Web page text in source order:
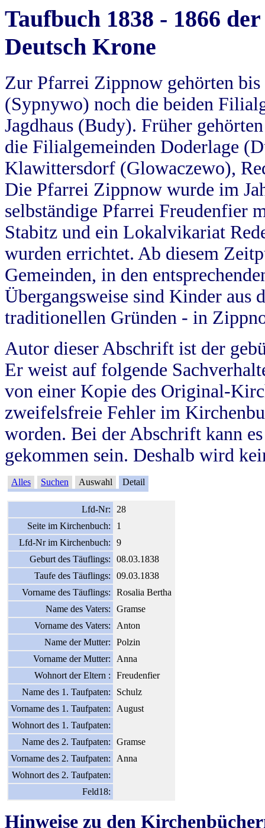
Taufbuch 1838 - 1866
Deutsch Krone
Zur Pfarrei Zippnow gehörten
(Sypnywo) noch die beiden
Jagdhaus (Budy). Früher
die Filialgemeinden Doderlage
Klawittersdorf (Glowaczewo),
Die Pfarrei Zippnow wurde im
selbständige Pfarrei Freudenfier
Stabitz und ein Lokalvikariat
wurden errichtet. Ab diesem
Gemeinden, in den
Übergangsweise sind Kinder aus
traditionellen Gründen - in
Autor dieser Abschrift ist der
Er weist auf folgende
von einer Kopie des Original-
zweifelsfreie Fehler im
worden. Bei der Abschrift kann
gekommen sein. Deshalb wird
Alles Suchen Auswahl Detail
Lfd-Nr:
28
Seite im Kirchenbuch:
1
Lfd-Nr im Kirchenbuch:
9
Geburt des Täuflings:
08.03.1838
Taufe des Täuflings:
09.03.1838
Vorname des Täuflings:
Rosalia Bertha
Name des Vaters:
Gramse
Vorname des Vaters:
Anton
Name der Mutter:
Polzin
Vorname der Mutter:
Anna
Wohnort der Eltern :
Freudenfier
Name des 1. Taufpaten:
Schulz
Vorname des 1. Taufpaten:
August
Wohnort des 1. Taufpaten:
Name des 2. Taufpaten:
Gramse
Vorname des 2. Taufpaten:
Anna
Wohnort des 2. Taufpaten:
Feld18:
Hinweise zu den